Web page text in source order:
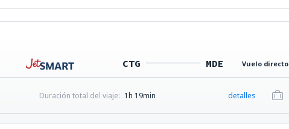
CTG MDE Vuelo directo
Duración total del viaje: 1h 19min detalles